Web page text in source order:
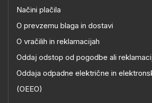
Načini plačila
O prevzemu blaga in dostavi
O vračilih in reklamacijah
Oddaj odstop od pogodbe ali
Oddaja odpadne električne in
(OEEO)